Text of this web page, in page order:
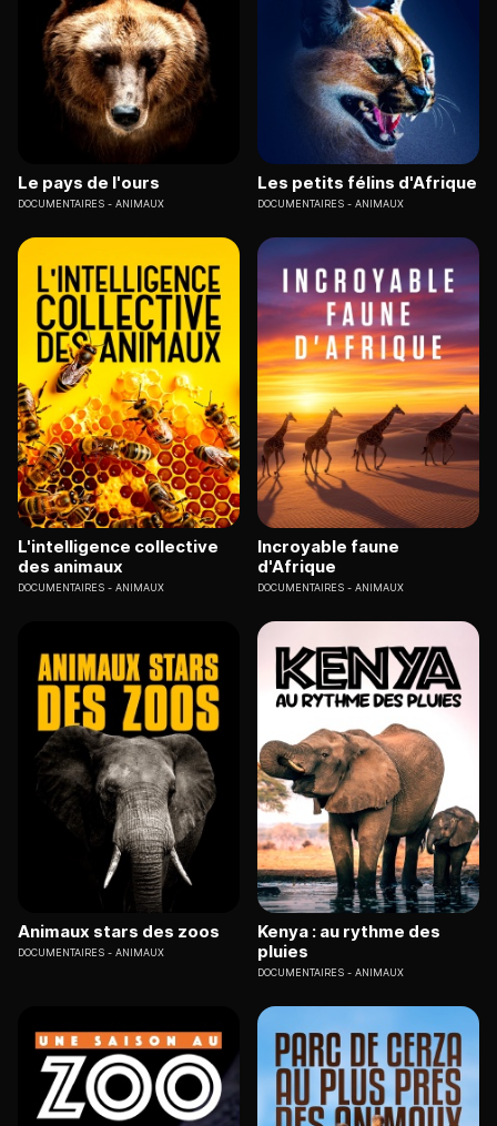
Le pays de l'ours
DOCUMENTAIRES ANIMAUX
Les petits félins d'Afrique
DOCUMENTAIRES ANIMAUX
L'intelligence collective
des animaux
DOCUMENTAIRES ANIMAUX
Incroyable faune
d'Afrique
DOCUMENTAIRES ANIMAUX
Animaux stars des zoos
DOCUMENTAIRES ANIMAUX
Kenya : au rythme des
pluies
DOCUMENTAIRES ANIMAUX